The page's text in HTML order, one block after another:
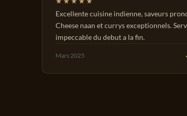
Excellente cuisine indienne, saveurs
Cheese naan et currys exceptionnels.
impeccable du debut a la fin.
Mars 2025